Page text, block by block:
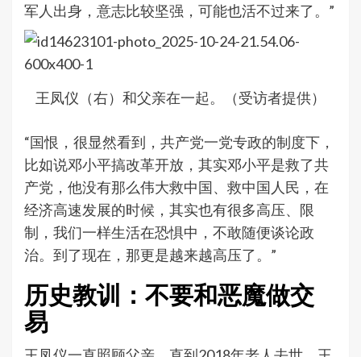
军人出身，意志比较坚强，可能也活不过来了。”
王凤仪（右）和父亲在一起。（受访者提供）
“国恨，很显然看到，共产党一党专政的制度下，
比如说邓小平搞改革开放，其实邓小平是救了共
产党，他没有那么伟大救中国、救中国人民，在
经济高速发展的时候，其实也有很多高压、限
制，我们一样生活在恐惧中，不敢随便谈论政
治。到了现在，那更是越来越高压了。”
历史教训：不要和恶魔做交
易